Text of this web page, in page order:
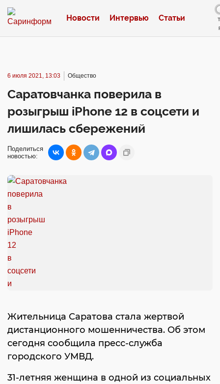
Новости Интервью Статьи
6 июля 2021, 13:03 Общество
Саратовчанка поверила в
розыгрыш iPhone 12 в соцсети и
лишилась сбережений
Поделиться
новостью:
Жительница Саратова стала жертвой
дистанционного мошенничества. Об этом
сегодня сообщила пресс-служба
городского УМВД.
31-летняя женщина в одной из социальных